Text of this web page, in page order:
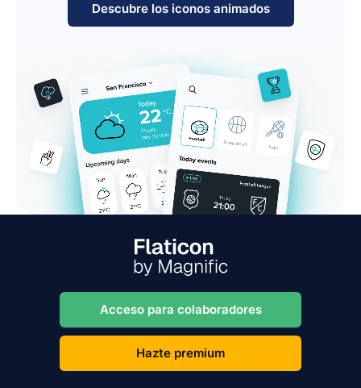
Descubre los iconos animados
Acceso para colaboradores
Hazte premium